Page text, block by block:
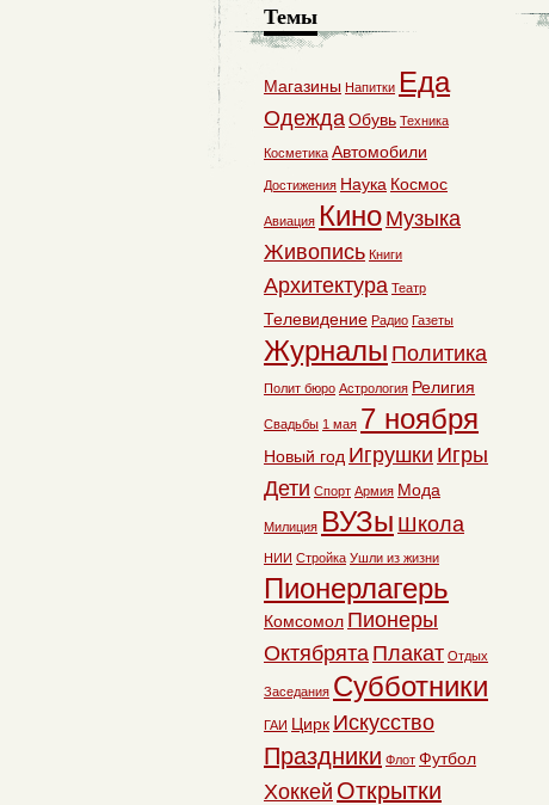
Темы
Магазины Напитки Еда
ОдеждаОбувь Техника
Косметика Автомобили
Достижения Наука Космос
Авиация Кино Музыка
Живопись Книги
Архитектура Театр
Телевидение Радио Газеты
Журналы Политика
Полит бюро Астрология Религия
Свадьбы 1 мая 7 ноября
Новый год Игрушки Игры
Дети Спорт Армия Мода
Милиция ВУЗы Школа
НИИ Стройка Ушли из жизни
Пионерлагерь
Комсомол Пионеры
Октябрята Плакат Отдых
Заседания Субботники
ГАИ Цирк Искусство
Праздники Флот Футбол
Хоккей Открытки